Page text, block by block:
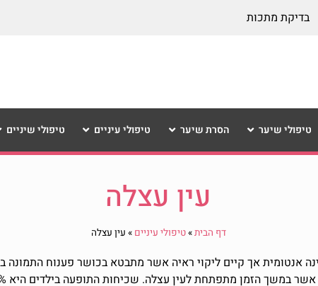
בדיקת מתכות
טיפולי שיער הסרת שיער טיפולי עיניים טיפולי שיניים
עין עצלה
דף הבית»טיפולי עיניים » עין עצלה
אנטומית אך קיים ליקוי ראיה אשר מתבטא בכושר פענוח